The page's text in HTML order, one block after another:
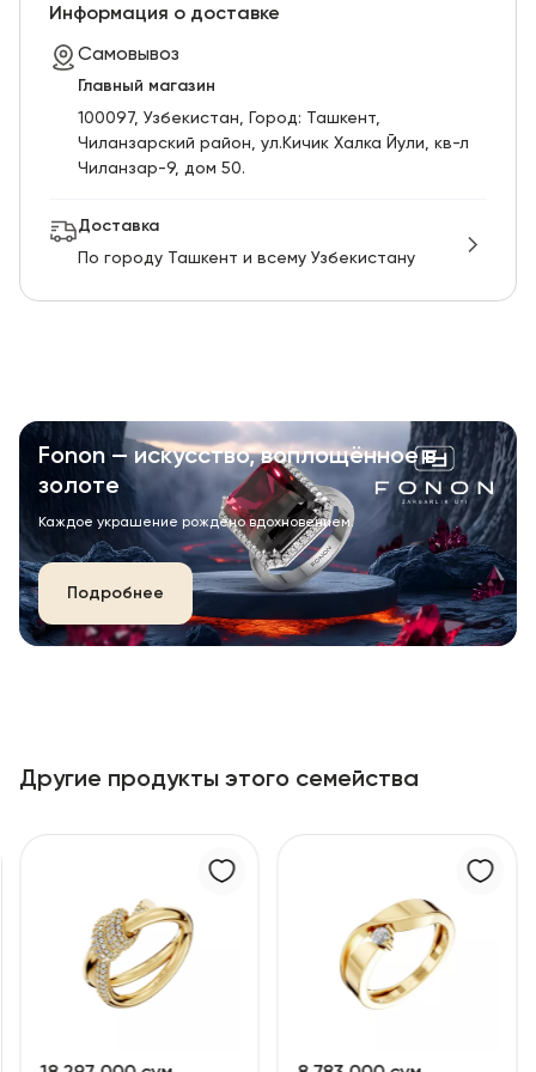
RU ENG
Информация о доставке
Самовывоз
Главный магазин
100097, Узбекистан, Город: Ташкент,
Чиланзарский pайон, ул.Кичик Халка Йули, кв-л
Чиланзар-9, дом 50.
Доставка
По городу Ташкент и всему Узбекистану
Fonon — искусство, воплощённое в
золоте
Каждое украшение рождено вдохновением.
Подробнее
Другие продукты этого семейства